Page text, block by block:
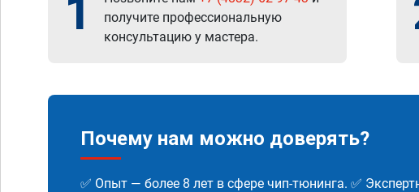
1
получите профессиональную
консультацию у мастера.
Почему нам можно доверять?
✅ Опыт — более 8 лет в сфере чип-тюнинга. ✅